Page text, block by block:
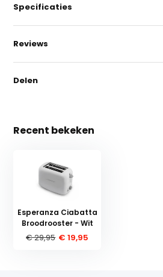
Specificaties
Reviews
Delen
Recent bekeken
Esperanza Ciabatta
Broodrooster - Wit
€ 29,95 € 19,95